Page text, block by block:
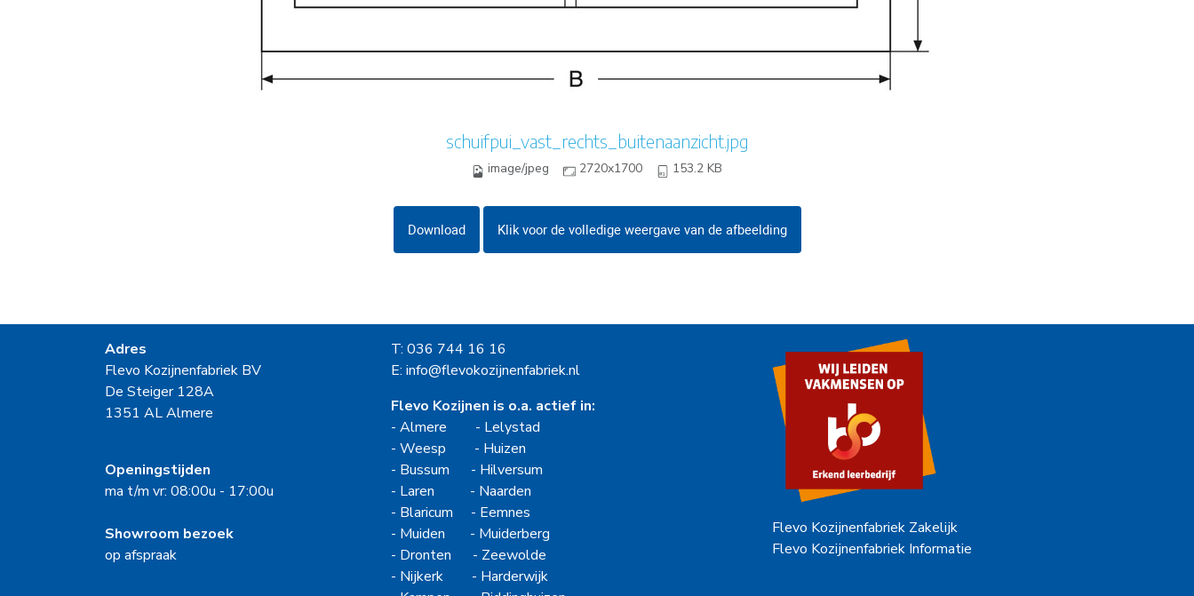
schuifpui_vast_rechts_buitenaanzicht.jpg
image/jpeg 2720x1700 153.2 KB
Download Klik voor de volledige weergave van de afbeelding
Adres
Flevo Kozijnenfabriek BV
De Steiger 128A
1351 AL Almere
Openingstijden
ma t/m vr: 08:00u - 17:00u
Showroom bezoek
op afspraak
T: 036 744 16 16
E: info@flevokozijnenfabriek.nl
Flevo Kozijnen is o.a. actief in:
-Almere - Lelystad
-Weesp - Huizen
- Bussum - Hilversum
- Laren - Naarden
- Blaricum - Eemnes
- Muiden - Muiderberg
- Dronten - Zeewolde
- Nijkerk - Harderwijk
Flevo Kozijnenfabriek Zakelijk
Flevo Kozijnenfabriek Informatie